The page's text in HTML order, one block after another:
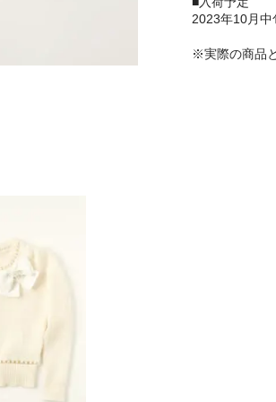
2023年10月中
※実際の商品